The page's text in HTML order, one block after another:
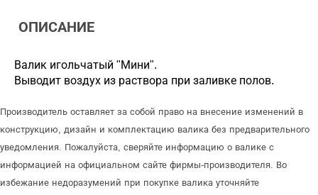
ОПИСАНИЕ
Валик игольчатый "Мини".
Выводит воздух из раствора при заливке полов.
Производитель оставляет за собой право на внесение изменений в
конструкцию, дизайн и комплектацию валика без предварительного
уведомления. Пожалуйста, сверяйте информацию о валике с
информацией на официальном сайте фирмы-производителя. Во
избежание недоразумений при покупке валика уточняйте